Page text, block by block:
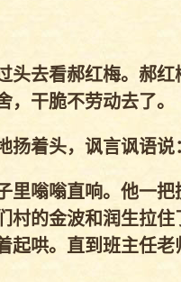
头去看郝红梅。郝
干脆不劳动去了。
扬着头，讽言讽语说
里嗡嗡直响。他一
村的金波和润生拉
起哄。直到班主任